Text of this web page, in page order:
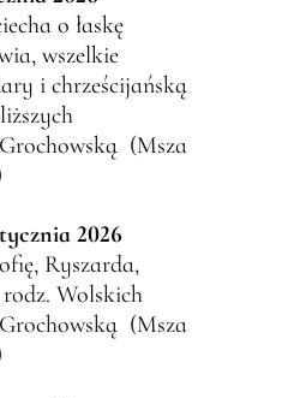
o łaskę
wszelkie
i chrześcijańską
(Msza
2026
Ryszarda,
Wolskich
(Msza